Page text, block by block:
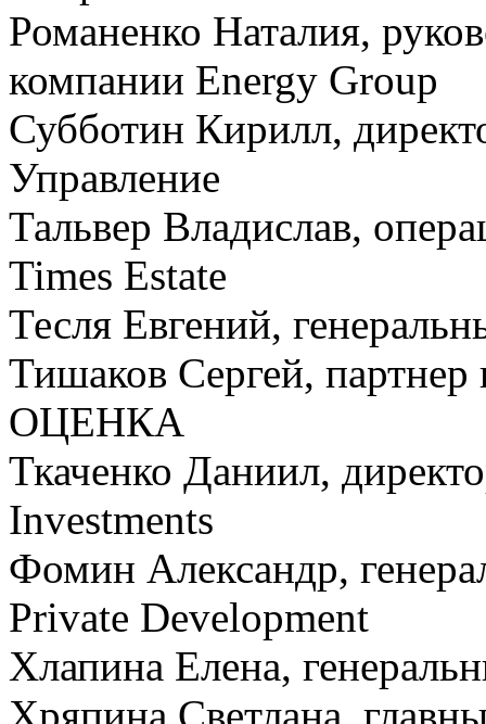
Романенко Наталия,
компании Energy Group
Субботин Кирилл,
Управление
Тальвер Владислав,
Times Estate
Тесля Евгений,
Тишаков Сергей,
ОЦЕНКА
Ткаченко Даниил,
Investments
Фомин Александр,
Private Development
Хлапина Елена,
Хряпина Светлана,